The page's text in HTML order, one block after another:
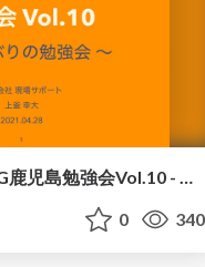
20210428_JAWS-UG鹿児島勉強会Vol.10 - 進行.pdf
0 340